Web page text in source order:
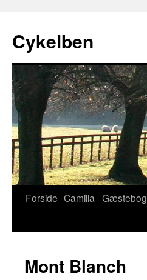
Cykelben
Hop
Forside Camilla Gæstebog
Mont Blanch